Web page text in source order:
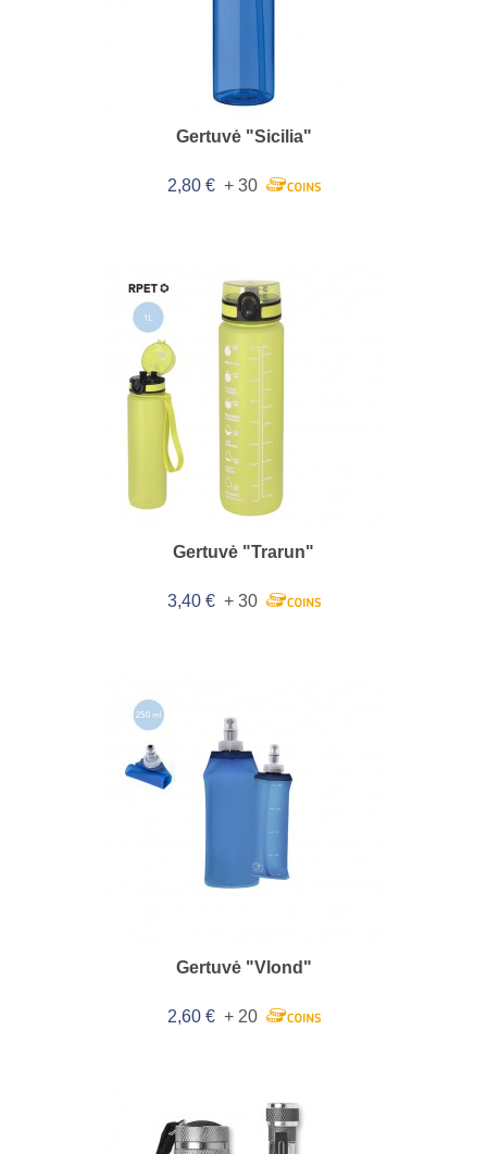
Gertuvė "Sicilia"
2,80 € + 30
Gertuvė "Trarun"
3,40 € + 30
Gertuvė "Vlond"
2,60 € + 20